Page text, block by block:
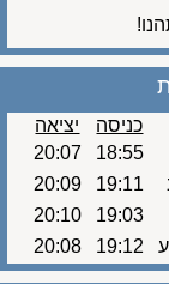
כניסה
יציאה
18:55
20:07
19:11
20:09
19:03
20:10
19:12
20:08